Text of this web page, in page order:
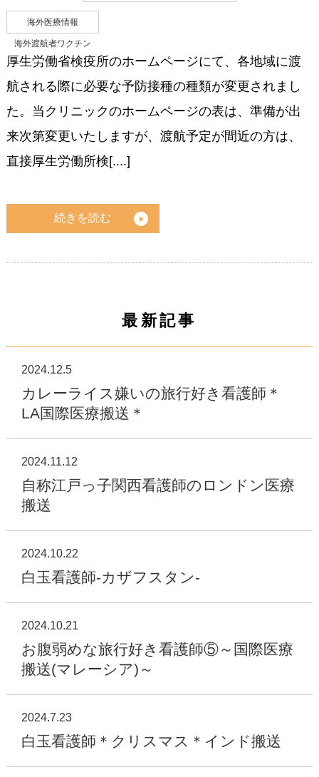
海外医療情報
海外渡航者ワクチン
厚生労働省検疫所のホームページにて、各地域に渡
航される際に必要な予防接種の種類が変更されまし
た。当クリニックのホームページの表は、準備が出
来次第変更いたしますが、渡航予定が間近の方は、
直接厚生労働所検[....]
続きを読む
最新記事
2024.12.5
カレーライス嫌いの旅行好き看護師＊
LA国際医療搬送＊
2024.11.12
自称江戸っ子関西看護師のロンドン医療
搬送
2024.10.22
白玉看護師-カザフスタン-
2024.10.21
お腹弱めな旅行好き看護師⑤～国際医療
搬送(マレーシア)～
2024.7.23
白玉看護師＊クリスマス＊インド搬送